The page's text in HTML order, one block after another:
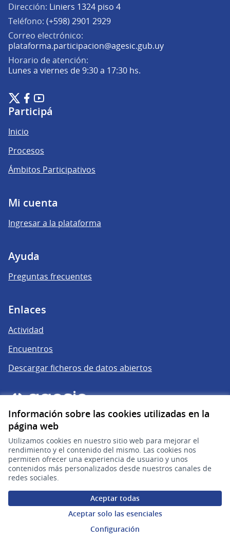
Información sobre las cookies utilizadas en la
página web
Utilizamos cookies en nuestro sitio web para mejorar el
rendimiento y el contenido del mismo. Las cookies nos
permiten ofrecer una experiencia de usuario y unos
contenidos más personalizados desde nuestros canales de
redes sociales.
Aceptar todas
Aceptar solo las esenciales
Configuración
Dirección: Liniers 1324 piso 4
Teléfono: (+598) 2901 2929
Correo electrónico:
plataforma.participacion@agesic.gub.uy(Abrir en una
Horario de atención:
Lunes a viernes de 9:30 a 17:30 hs.
Plataforma de Participación Ciudadana Digital en X
(Enlace externo)
Plataforma de Participación Ciudadana Digital en Facebook
(Enlace externo)
Plataforma de Participación Ciudadana Digital en
(Enlace externo)
Participá
Inicio
Procesos
Ámbitos Participativos
Mi cuenta
Ingresar a la plataforma
Ayuda
Preguntas frecuentes
Enlaces
Actividad
Encuentros
Descargar ficheros de datos abiertos
gub.uy
(Enlace externo)
Sitio oficial de la República Oriental del Uruguay
Configuración de cookies
Web creada consoftware libre